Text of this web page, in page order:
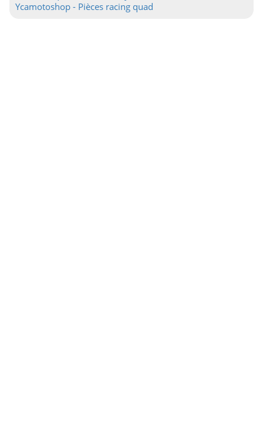
Ycamotoshop - Pièces racing quad